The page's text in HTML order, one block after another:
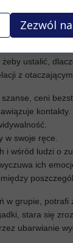
w działanie. To
ustalić,
z
ceni
kontakty.
w swoje ręce.
wśród ludzi o
ich
grupie, potrafi
stara się
ubarwianie
Zezwól